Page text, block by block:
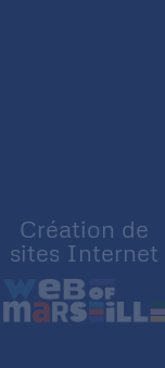
Création de
sites Internet